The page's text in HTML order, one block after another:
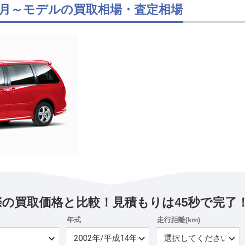
～モデルの買取相場・査定相場
買取価格と比較！見積もりは45秒で完了！
年式 走行距離(km)